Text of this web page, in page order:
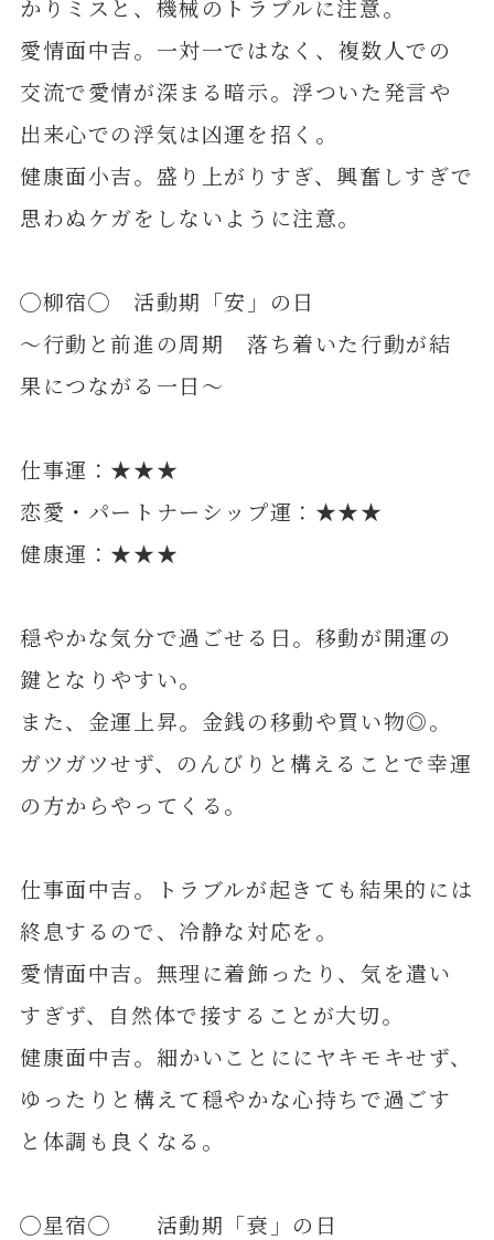
かりミスと、機械のトラブルに注意。
愛情面中吉。一対一ではなく、複数人での
交流で愛情が深まる暗示。浮ついた発言や
出来心での浮気は凶運を招く。
健康面小吉。盛り上がりすぎ、興奮しすぎで
思わぬケガをしないように注意。
◯柳宿◯ 活動期「安」の日
～行動と前進の周期 落ち着いた行動が結
果につながる一日～
仕事運：★★★
恋愛・パートナーシップ運：★★★
健康運：★★★
穏やかな気分で過ごせる日。移動が開運の
鍵となりやすい。
また、金運上昇。金銭の移動や買い物◎。
ガツガツせず、のんびりと構えることで幸運
の方からやってくる。
仕事面中吉。トラブルが起きても結果的には
終息するので、冷静な対応を。
愛情面中吉。無理に着飾ったり、気を遣い
すぎず、自然体で接することが大切。
健康面中吉。細かいことににヤキモキせず、
ゆったりと構えて穏やかな心持ちで過ごす
と体調も良くなる。
◯星宿◯ 活動期「衰」の日